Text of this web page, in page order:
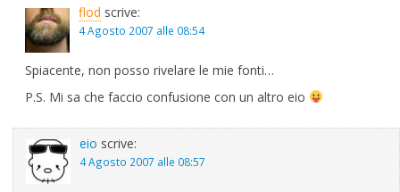
flod scrive:
4 Agosto 2007 alle 08:54
Spiacente, non posso rivelare le mie fonti…
P.S. Mi sa che faccio confusione con un altro eio
eio scrive:
4 Agosto 2007 alle 08:57